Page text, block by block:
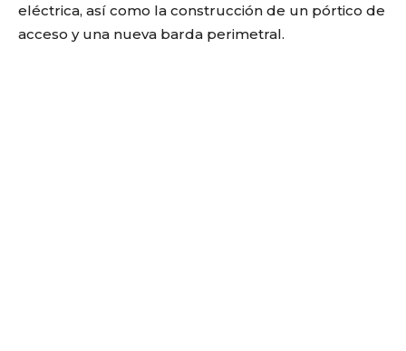
eléctrica, así como la construcción de un pórtico de
acceso y una nueva barda perimetral.